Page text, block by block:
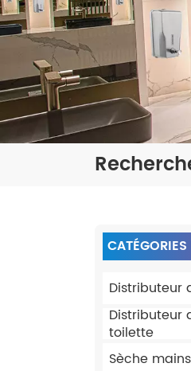
Distributeur
Distributeur
toilette
Sèche mains